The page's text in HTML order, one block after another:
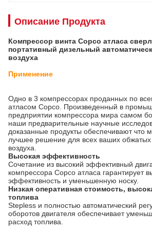
Описание Продукта
Компрессор винта Copco атласа
портативный дизельный
воздуха
Применение
Одно в 3 компрессорах проданных по
атласом Copco. Произведенный в
предприятии компрессора мира самом
наши предварительные научные
доказанные продукты обеспечивают что
лучшее решение для всех ваших обжатых
воздуха.
Высокая эффективность
Сочетание из высокий эффективный
компрессора Copco атласа гарантирует
эффективность и уменьшенную носку.
Низкая оперативная стоимость,
топлива
Stepless и полностью автоматический
оборотов двигателя обеспечивает
расход топлива.